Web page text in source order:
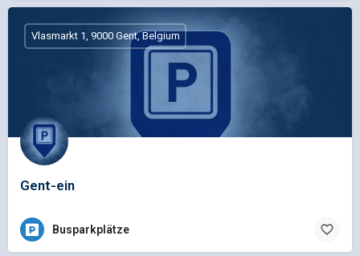
Gent-ein
Vlasmarkt 1, 9000 Gent, Belgium
Busparkplätze